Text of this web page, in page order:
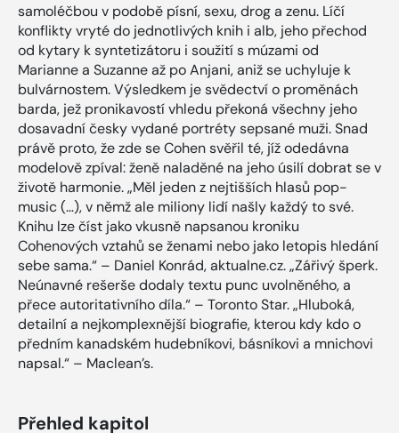
samoléčbou v podobě písní, sexu, drog a zenu. Líčí
konflikty vryté do jednotlivých knih i alb, jeho přechod
od kytary k syntetizátoru i soužití s múzami od
Marianne a Suzanne až po Anjani, aniž se uchyluje k
bulvárnostem. Výsledkem je svědectví o proměnách
barda, jež pronikavostí vhledu překoná všechny jeho
dosavadní česky vydané portréty sepsané muži. Snad
právě proto, že zde se Cohen svěřil té, jíž odedávna
modelově zpíval: ženě naladěné na jeho úsilí dobrat se v
životě harmonie. „Měl jeden z nejtišších hlasů pop-
music (…), v němž ale miliony lidí našly každý to své.
Knihu lze číst jako vkusně napsanou kroniku
Cohenových vztahů se ženami nebo jako letopis hledání
sebe sama.“ – Daniel Konrád, aktualne.cz. „Zářivý šperk.
Neúnavné rešerše dodaly textu punc uvolněného, a
přece autoritativního díla.“ – Toronto Star. „Hluboká,
detailní a nejkomplexnější biografie, kterou kdy kdo o
předním kanadském hudebníkovi, básníkovi a mnichovi
napsal.“ – Maclean’s.
Přehled kapitol